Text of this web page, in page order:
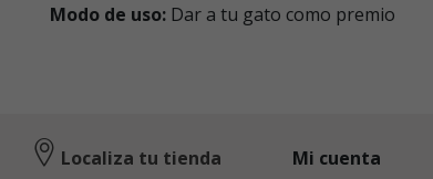
Modo de uso: Dar a tu gato como premio
Localiza tu tienda Mi cuenta